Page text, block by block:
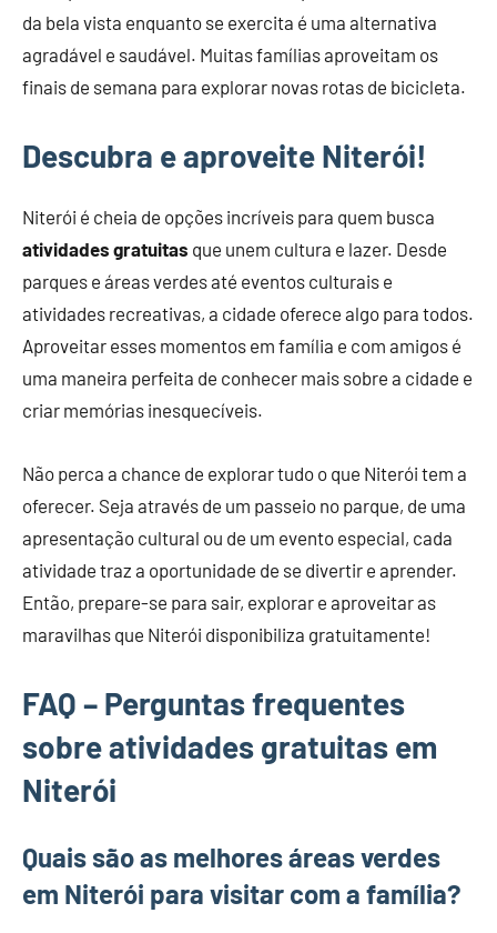
da bela vista enquanto se exercita é uma alternativa
agradável e saudável. Muitas famílias aproveitam os
finais de semana para explorar novas rotas de bicicleta.
Descubra e aproveite Niterói!
Niterói é cheia de opções incríveis para quem busca
atividades gratuitas que unem cultura e lazer. Desde
parques e áreas verdes até eventos culturais e
atividades recreativas, a cidade oferece algo para todos.
Aproveitar esses momentos em família e com amigos é
uma maneira perfeita de conhecer mais sobre a cidade e
criar memórias inesquecíveis.
Não perca a chance de explorar tudo o que Niterói tem a
oferecer. Seja através de um passeio no parque, de uma
apresentação cultural ou de um evento especial, cada
atividade traz a oportunidade de se divertir e aprender.
Então, prepare-se para sair, explorar e aproveitar as
maravilhas que Niterói disponibiliza gratuitamente!
FAQ – Perguntas frequentes
sobre atividades gratuitas em
Niterói
Quais são as melhores áreas verdes
em Niterói para visitar com a família?